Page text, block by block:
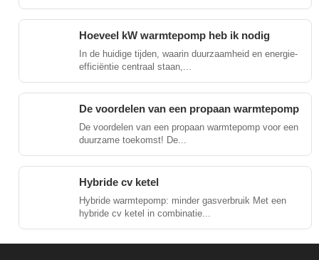
Hoeveel kW warmtepomp heb ik nodig
In de huidige tijden, waarin duurzaamheid en energie-
efficiëntie centraal staan,...
De voordelen van een propaan warmtepomp
De voordelen van een propaan warmtepomp voor een
duurzame toekomst! De...
Hybride cv ketel
Hybride warmtepomp: minder gasverbruik Met een
hybride cv ketel in combinatie...